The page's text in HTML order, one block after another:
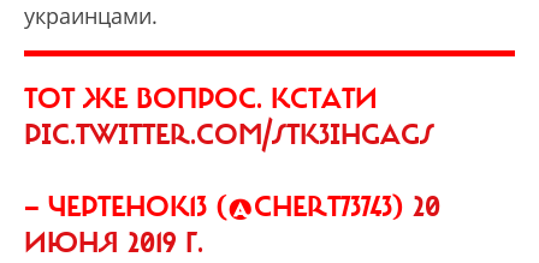
украинцами.
ТОТ ЖЕ ВОПРОС. КСТАТИ
PIC.TWITTER.COM/STK3IHGAGS
— ЧЕРТЕНОК13 (@CHERT73743) 20
ИЮНЯ 2019 Г.